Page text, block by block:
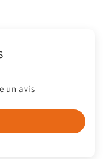
un avis